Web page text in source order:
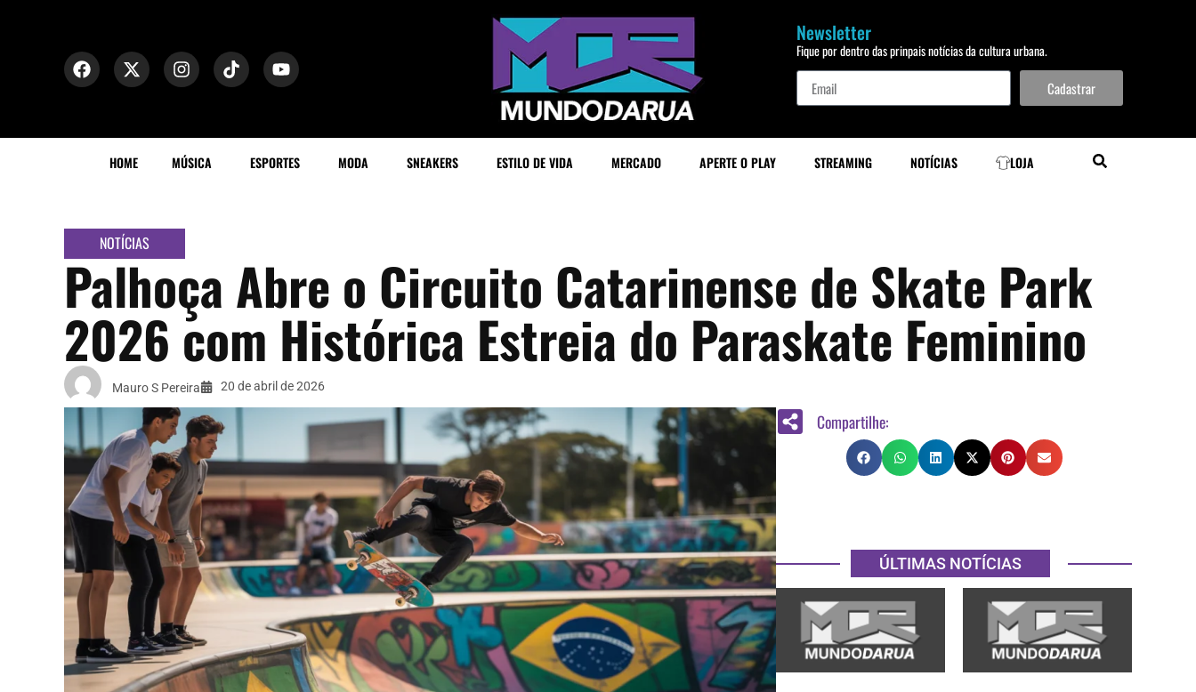
Newsletter
Fique por dentro das prinpais notícias da cultura urbana.
Cadastrar
HOME MÚSICA ESPORTES MODA SNEAKERS ESTILO DE VIDA MERCADO APERTE O PLAY STREAMING NOTÍCIAS LOJA
NOTÍCIAS
Palhoça Abre o Circuito Catarinense de Skate Park
2026 com Histórica Estreia do Paraskate Feminino
Mauro S Pereira 20 de abril de 2026
Compartilhe:
ÚLTIMAS NOTÍCIAS